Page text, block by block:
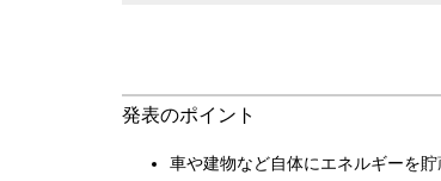
発表のポイント
車や建物など自体にエネルギーを